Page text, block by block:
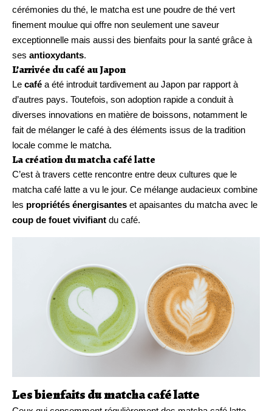
cérémonies du thé, le matcha est une poudre de thé vert
finement moulue qui offre non seulement une saveur
exceptionnelle mais aussi des bienfaits pour la santé grâce à
ses antioxydants.
L’arrivée du café au Japon
Le café a été introduit tardivement au Japon par rapport à
d’autres pays. Toutefois, son adoption rapide a conduit à
diverses innovations en matière de boissons, notamment le
fait de mélanger le café à des éléments issus de la tradition
locale comme le matcha.
La création du matcha café latte
C’est à travers cette rencontre entre deux cultures que le
matcha café latte a vu le jour. Ce mélange audacieux combine
les propriétés énergisantes et apaisantes du matcha avec le
coup de fouet vivifiant du café.
Les bienfaits du matcha café latte